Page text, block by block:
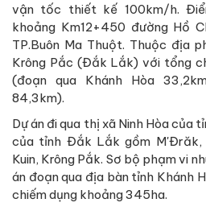
vận tốc thiết kế 100km/h.
khoảng Km12+450 đường Hồ
TP.Buôn Ma Thuột. Thuộc địa
Krông Pắc (Đắk Lắk) với tổng
(đoạn qua Khánh Hòa
84,3km).
Dự án đi qua thị xã Ninh Hòa của
của tỉnh Đắk Lắk gồm M'Đrăk,
Kuin, Krông Pắk. Sơ bộ phạm vi
án đoạn qua địa bàn tỉnh Khánh
chiếm dụng khoảng 345ha.